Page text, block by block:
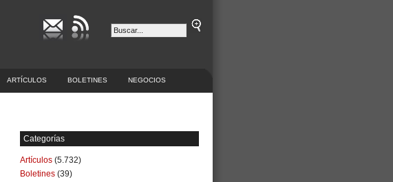
ARTÍCULOS BOLETINES NEGOCIOS
Categorías
Artículos (5.732)
Boletines (39)